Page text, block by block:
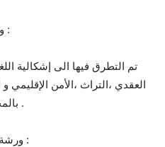
1- ورشة العلوم الإنسانية و التاريخ :
تم التطرق فيها الى إشكالية
العقدي ،التراث ،الأمن
بالمخدرات و العنف و عصابات الأحياء .
2- ورشة المجتمع و القانون و الاقتصاد :